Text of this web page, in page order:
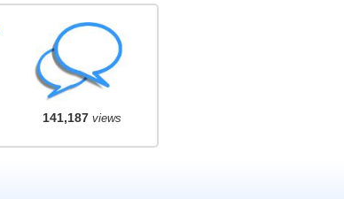
141,187 views